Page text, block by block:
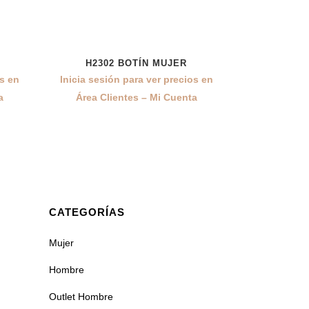
en
H2302 BOTÍN MUJER
Inicia sesión para ver precios en
Área Clientes – Mi Cuenta
CATEGORÍAS
Mujer
Hombre
Outlet Hombre